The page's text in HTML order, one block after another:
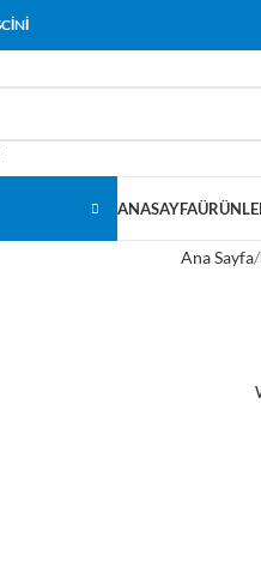
ANASAYFA
Ana Sayfa